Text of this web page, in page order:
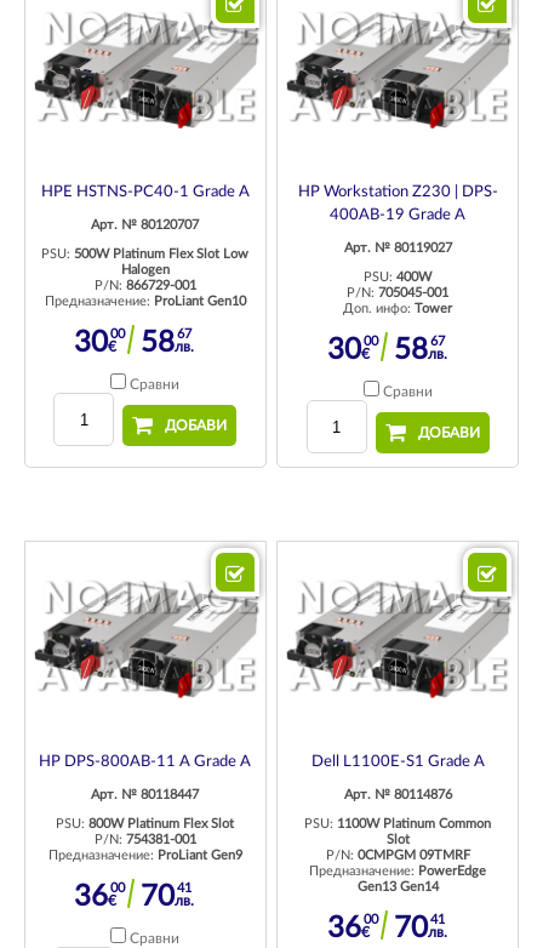
HPE HSTNS-PC40-1 Grade A
Арт. № 80120707
PSU: 500W Platinum Flex Slot Low
Halogen
P/N: 866729-001
Предназначение: ProLiant Gen10
3000
€ 5867
лв.
Сравни
ДОБАВИ
HP Workstation Z230 | DPS-
400AB-19 Grade A
Арт. № 80119027
PSU:400W
P/N: 705045-001
Доп. инфо:
Tower
3000
€ 5867
лв.
Сравни
ДОБАВИ
HP DPS-800AB-11 A Grade A
Арт. № 80118447
PSU:800W Platinum Flex Slot
P/N: 754381-001
Предназначение: ProLiant Gen9
3600
€ 7041
лв.
Сравни
Dell L1100E-S1 Grade A
Арт. № 80114876
PSU: 1100W Platinum Common
Slot
P/N: 0CMPGM 09TMRF
Предназначение: PowerEdge
Gen13 Gen14
3600
€ 7041
лв.